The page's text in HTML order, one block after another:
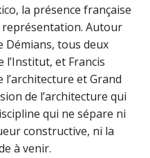
la présence française
représentation. Autour
Démians, tous deux
l’Institut, et Francis
et Grand
de l’architecture qui
qui ne sépare ni
constructive, ni la
à venir.